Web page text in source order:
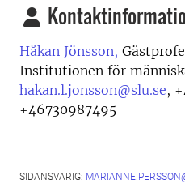
Håkan Jönsson,
Institutionen för
hakan.l.jonsson@slu.se,
+46730987495
SIDANSVARIG: